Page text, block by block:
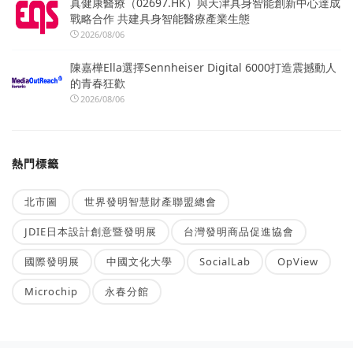
真健康醫療（02697.HK）與天津具身智能創新中心達成
戰略合作 共建具身智能醫療產業生態
2026/08/06
陳嘉樺Ella選擇Sennheiser Digital 6000打造震撼動人
的青春狂歡
2026/08/06
熱門標籤
北市圖 世界發明智慧財產聯盟總會
JDIE日本設計創意暨發明展 台灣發明商品促進協會
國際發明展 中國文化大學 SocialLab OpView
Microchip 永春分館